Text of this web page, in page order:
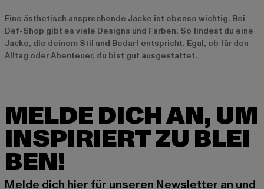
Eine ästhetisch ansprechende Jacke ist ebenso wichtig. Bei
Def-Shop gibt es viele Designs und Farben. So findest du eine
Jacke, die deinem Stil und Bedarf entspricht. Egal, ob für den
Alltag oder Abenteuer, du bist gut ausgestattet.
MELDE DICH AN, UM
INSPIRIERT ZU BLEI
BEN!
Melde dich hier für unseren Newsletter an und